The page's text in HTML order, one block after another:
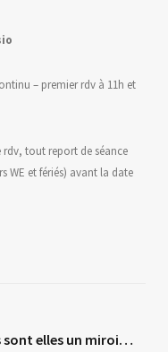
– premier rdv à 11h et
rdv, tout report de séance
WE et fériés) avant la date
Les relations sont elles un miroir de soi ? L’autre – révélateur malgré lui ?